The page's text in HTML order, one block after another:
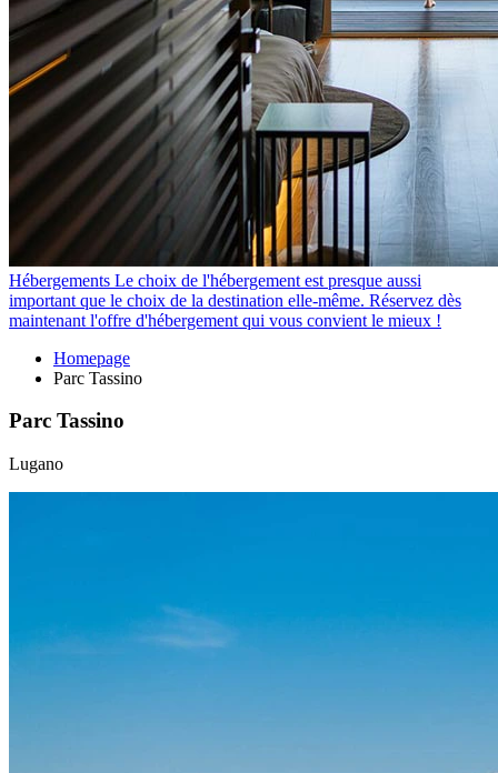
Hébergements Le choix de l'hébergement est presque aussi
important que le choix de la destination elle-même. Réservez dès
maintenant l'offre d'hébergement qui vous convient le mieux !
Homepage
Parc Tassino
Parc Tassino
Lugano